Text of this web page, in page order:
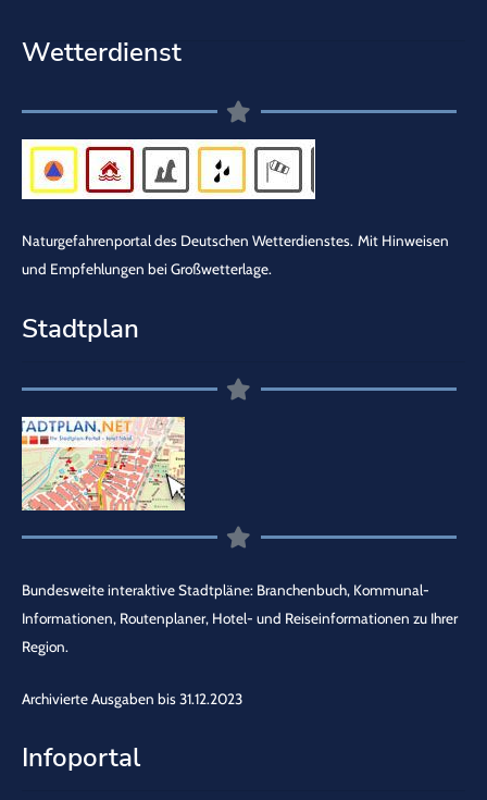
Wetterdienst
Naturgefahrenportal des Deutschen Wetterdienstes. Mit Hinweisen
und Empfehlungen bei Großwetterlage.
Stadtplan
Bundesweite interaktive Stadtpläne: Branchenbuch, Kommunal-
Informationen, Routenplaner, Hotel- und Reiseinformationen zu Ihrer
Region.
Archivierte Ausgaben bis 31.12.2023
Infoportal